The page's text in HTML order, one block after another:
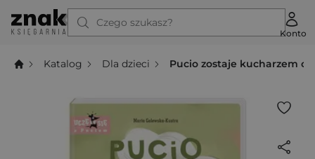
Czego szukasz?
Konto
Katalog Dla dzieci Pucio zostaje kucharzem